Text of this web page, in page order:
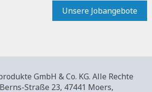
Unsere Jobangebote
GmbH & Co. KG. Alle Rechte
Straße 23, 47441 Moers,